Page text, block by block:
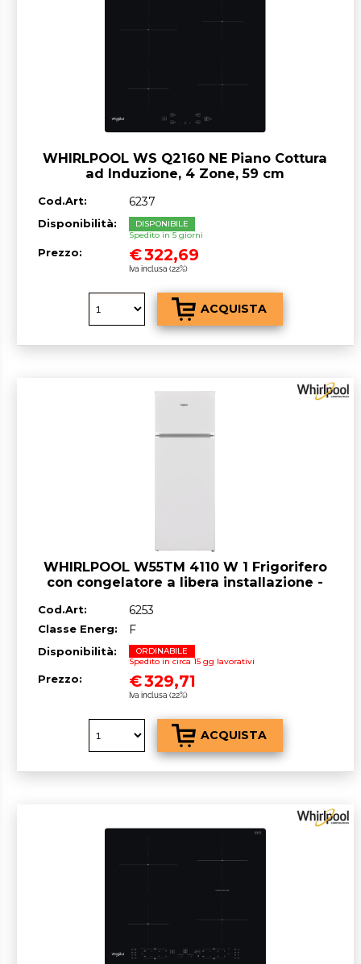
WHIRLPOOL WS Q2160 NE Piano Cottura
ad Induzione, 4 Zone, 59 cm
Cod.Art: 6237
Disponibilità:
DISPONIBILE
Spedito in 5 giorni
Prezzo: €322,69
Iva inclusa (22%)
WHIRLPOOL W55TM 4110 W 1 Frigorifero
con congelatore a libera installazione -
Cod.Art: 6253
Classe Energ: F
Disponibilità:
ORDINABILE
Spedito in circa 15 gg lavorativi
Prezzo: €329,71
Iva inclusa (22%)